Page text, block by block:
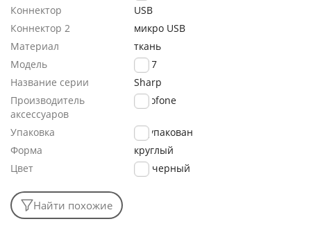
Коннектор
USB
Коннектор 2
микро USB
Материал
ткань
Модель
BX87
Название серии
Sharp
Производитель
аксессуаров
Borofone
Упаковка
не упакован
Форма
круглый
Цвет
черный
Найти похожие